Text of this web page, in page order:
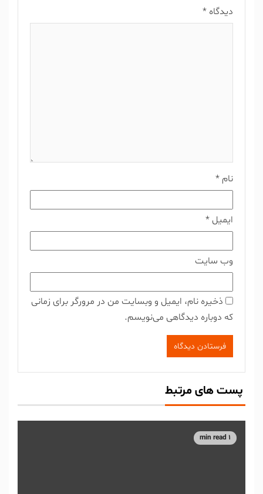
دیدگاه *
نام *
ایمیل *
وب‌ سایت
ذخیره نام، ایمیل و وبسایت من در مرورگر برای زمانی
که دوباره دیدگاهی می‌نویسم.
پست های مرتبط
1 min read